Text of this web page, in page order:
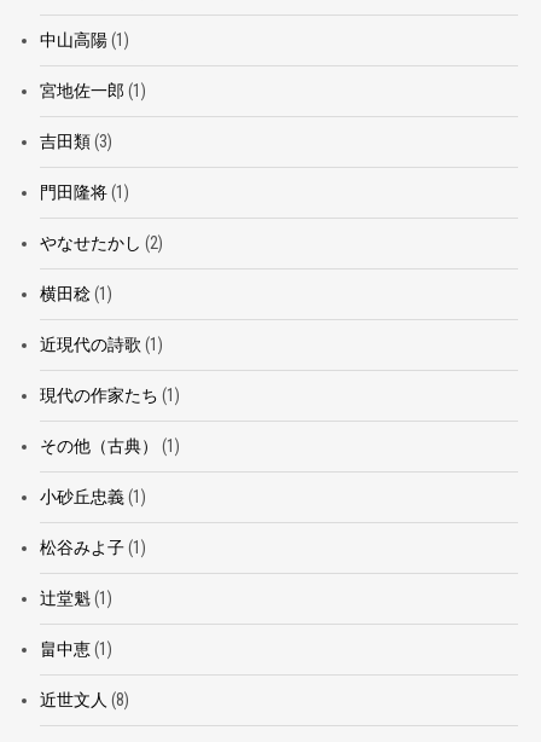
中山高陽(1)
宮地佐一郎 (1)
吉田類(3)
門田隆将(1)
やなせたかし (2)
横田稔(1)
近現代の詩歌 (1)
現代の作家たち (1)
その他（古典） (1)
小砂丘忠義(1)
松谷みよ子(1)
辻堂魁(1)
畠中恵(1)
近世文人 (8)